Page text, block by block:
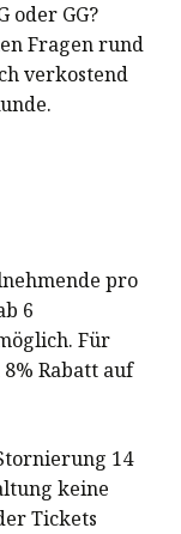
oder GG?
Fragen rund
verkostend
pro
6
Für
Rabatt auf
14
keine
Tickets